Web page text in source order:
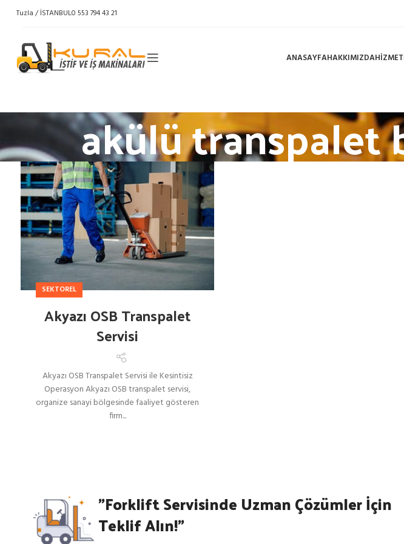
Tuzla / İSTANBUL0 553 794 43 21
ANASAYFAHAKKIMIZDA
akülü transpalet
SEKTOREL
Akyazı OSB Transpalet
Servisi
Akyazı OSB Transpalet Servisi ile Kesintisiz
Operasyon Akyazı OSB transpalet servisi,
organize sanayi bölgesinde faaliyet gösteren
firm...
"Forklift Servisinde Uzman Çözümler İçin
Teklif Alın!"